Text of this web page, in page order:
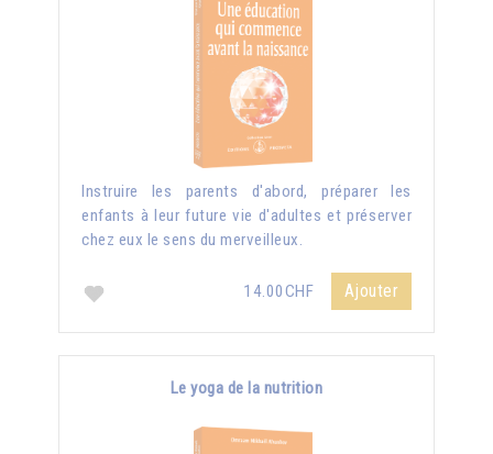
Instruire les parents d'abord, préparer les
enfants à leur future vie d'adultes et préserver
chez eux le sens du merveilleux.
14.00CHF Ajouter
Le yoga de la nutrition